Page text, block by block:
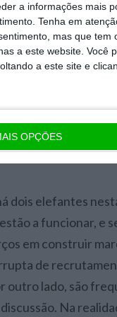
a informações mais
Tenha em
mas que
a este website. Você
a este site e
OPÇÕES
capacidade de
devem
Por causa da
a capacidade
dois elefantes
a funcionar, e
em construir
de
outro lado, são
Na